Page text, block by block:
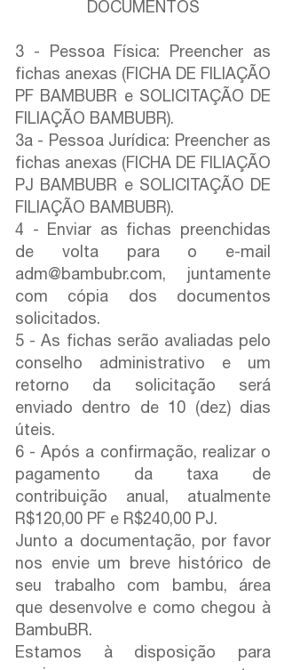
DOCUMENTOS
3 - Pessoa Física: Preencher as
fichas anexas (FICHA DE FILIAÇÃO
PF BAMBUBR e SOLICITAÇÃO DE
FILIAÇÃO BAMBUBR).
3a - Pessoa Jurídica: Preencher as
fichas anexas (FICHA DE FILIAÇÃO
PJ BAMBUBR e SOLICITAÇÃO DE
FILIAÇÃO BAMBUBR).
4 - Enviar as fichas preenchidas
de volta para o e-mail
adm@bambubr.com, juntamente
com cópia dos documentos
solicitados.
5 - As fichas serão avaliadas pelo
conselho administrativo e um
retorno da solicitação será
enviado dentro de 10 (dez) dias
úteis.
6 - Após a confirmação, realizar o
pagamento da taxa de
contribuição anual, atualmente
R$120,00 PF e R$240,00 PJ.
Junto a documentação, por favor
nos envie um breve histórico de
seu trabalho com bambu, área
que desenvolve e como chegou à
BambuBR.
Estamos à disposição para